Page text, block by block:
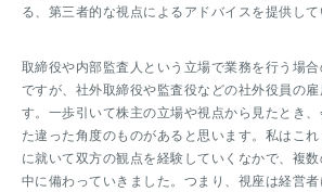
る、第三者的な視点によるアドバイスを提供して
取締役や内部監査人という立場で業務を行う場
ですが、社外取締役や監査役などの社外役員の
す。一歩引いて株主の立場や視点から見たとき
た違った角度のものがあると思います。私はこ
に就いて双方の観点を経験していくなかで、複
中に備わっていきました。つまり、視座は経営